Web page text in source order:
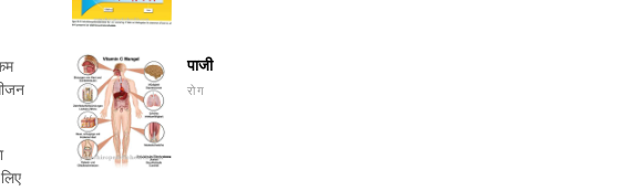
पाजी
रोग